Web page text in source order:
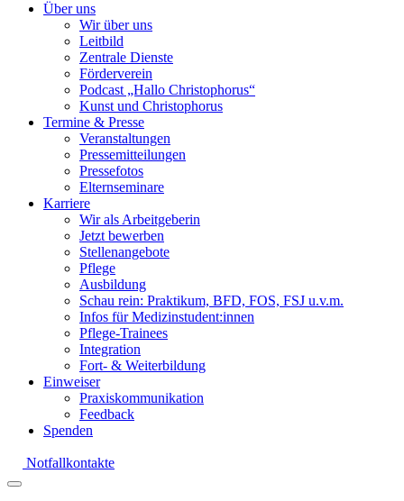
Über uns
Wir über uns
Leitbild
Zentrale Dienste
Förderverein
Podcast „Hallo Christophorus“
Kunst und Christophorus
Termine & Presse
Veranstaltungen
Pressemitteilungen
Pressefotos
Elternseminare
Karriere
Wir als Arbeitgeberin
Jetzt bewerben
Stellenangebote
Pflege
Ausbildung
Schau rein: Praktikum, BFD, FOS, FSJ u.v.m.
Infos für Medizinstudent:innen
Pflege-Trainees
Integration
Fort- & Weiterbildung
Einweiser
Praxiskommunikation
Feedback
Spenden
Notfallkontakte